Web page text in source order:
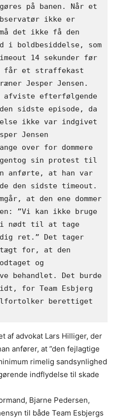
på banen. Når et
ikke er
det ikke få den
i boldbesiddelse, som
14 sekunder før
får et straffekast
Jesper Jensen.
sidste episode, da
ikke var indgivet
Jensen
over for dommere
gentog sin protest til
anførte, at han var
den sidste timeout.
”Vi kan ikke bruge
nødt til at tage
ret.” Det tager
for, at den
og
behandlet. Det burde
for Team Esbjerg
berettiget
af advokat Lars Hilliger, der
anfører, at ”den fejlagtige
rimelig sandsynlighed
indflydelse til skade
Bjarne Pedersen,
til både Team Esbjergs